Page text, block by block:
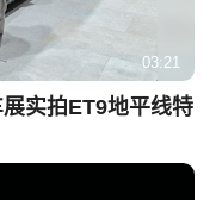
03:21
实拍ET9地平线特